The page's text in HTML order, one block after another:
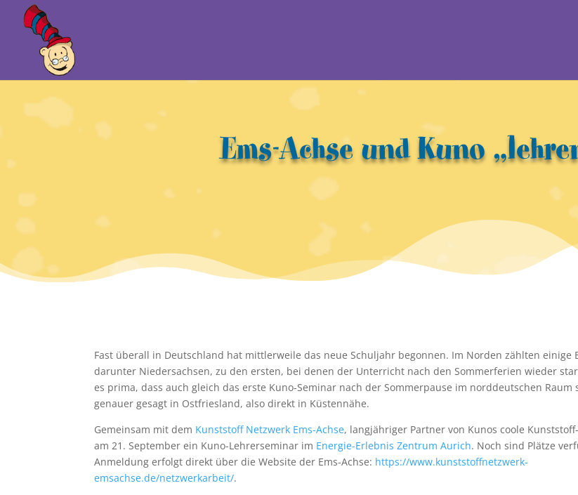
Ems-Achse und Kuno
Fast überall in Deutschland hat mittlerweile das neue Schuljahr begonnen. Im Norden zählten einige
darunter Niedersachsen, zu den ersten, bei denen der Unterricht nach den Sommerferien wieder
es prima, dass auch gleich das erste Kuno-Seminar nach der Sommerpause im norddeutschen Raum
genauer gesagt in Ostfriesland, also direkt in Küstennähe.
Gemeinsam mit dem Kunststoff Netzwerk Ems-Achse, langjähriger Partner von Kunos coole
am 21. September ein Kuno-Lehrerseminar im Energie-Erlebnis Zentrum Aurich. Noch sind Plätze
Anmeldung erfolgt direkt über die Website der Ems-Achse: https://www.kunststoffnetzwerk-
emsachse.de/netzwerkarbeit/.